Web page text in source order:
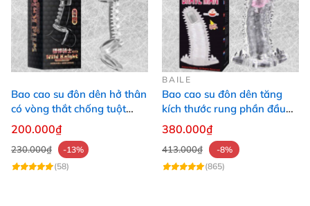
Bao cao su đôn dên hở thân
có vòng thắt chống tuột
Wild Knight
200.000₫
230.000₫
-13%
(58)
BAILE
Bao cao su đôn dên tăng
kích thước rung phần đầu
dương vật Baile Braveman
380.000₫
413.000₫
-8%
(865)